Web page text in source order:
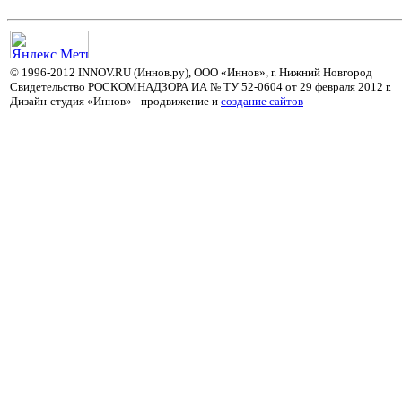
© 1996-2012 INNOV.RU (Иннов.ру), ООО «Иннов», г. Нижний Новгород
Свидетельство РОСКОМНАДЗОРА ИА № ТУ 52-0604 от 29 февраля 2012 г.
Дизайн-студия «Иннов» - продвижение и cоздание сайтов